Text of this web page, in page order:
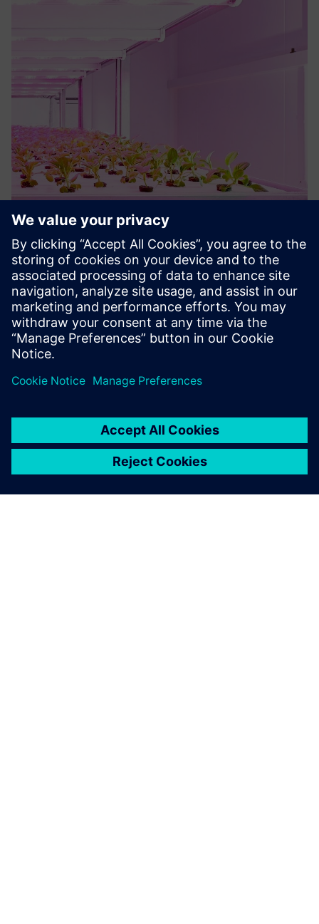
Philips GreenPower LED Solutions
Controle completo e luzes LED flexíveis para otimizar o
cultivo de culturas multicamadas. Adapte facilmente os
espectros de cores e os níveis de luz para satisfazer as
necessidades de diferentes culturas e fases de crescimento.
Saiba mais